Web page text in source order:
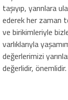
taşıyıp, yarınlara
ederek her zaman
ve birikimleriyle
varlıklarıyla
değerlerimizi
değerlidir, önemlidir.